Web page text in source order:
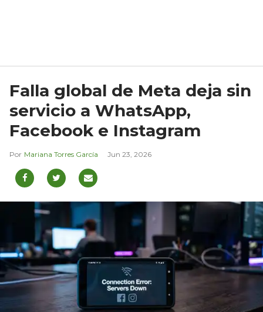
Falla global de Meta deja sin
servicio a WhatsApp,
Facebook e Instagram
Mariana Torres García Jun 23, 2026